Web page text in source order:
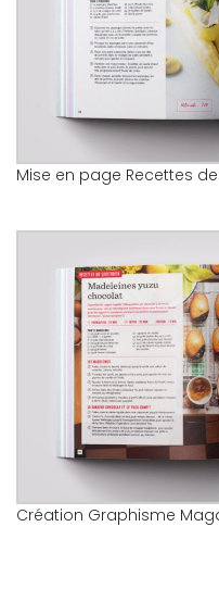
Mise en page Recettes
Création Graphisme